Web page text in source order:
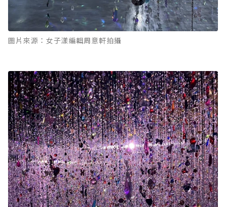
圖片來源：女子漾編輯周意軒拍攝